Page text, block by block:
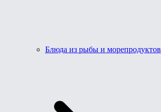
Блюда из рыбы и морепродуктов